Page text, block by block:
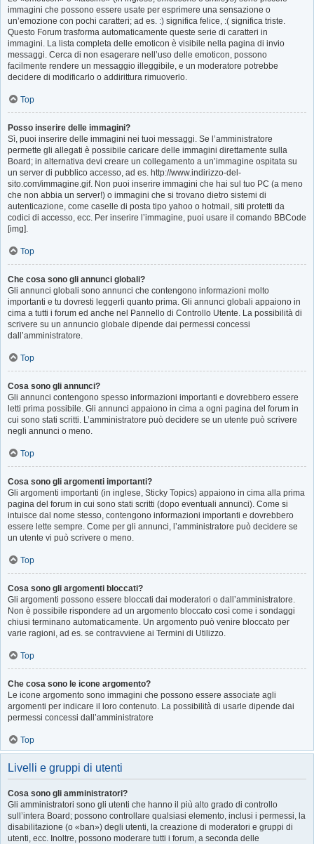
immagini che possono essere usate per esprimere una sensazione o
un’emozione con pochi caratteri; ad es. :) significa felice, :( significa triste.
Questo Forum trasforma automaticamente queste serie di caratteri in
immagini. La lista completa delle emoticon è visibile nella pagina di invio
messaggi. Cerca di non esagerare nell’uso delle emoticon, possono
facilmente rendere un messaggio illeggibile, e un moderatore potrebbe
decidere di modificarlo o addirittura rimuoverlo.
Top
Posso inserire delle immagini?
Sì, puoi inserire delle immagini nei tuoi messaggi. Se l’amministratore
permette gli allegati è possibile caricare delle immagini direttamente sulla
Board; in alternativa devi creare un collegamento a un’immagine ospitata su
un server di pubblico accesso, ad es. http://www.indirizzo-del-
sito.com/immagine.gif. Non puoi inserire immagini che hai sul tuo PC (a meno
che non abbia un server!) o immagini che si trovano dietro sistemi di
autenticazione, come caselle di posta tipo yahoo o hotmail, siti protetti da
codici di accesso, ecc. Per inserire l’immagine, puoi usare il comando BBCode
[img].
Top
Che cosa sono gli annunci globali?
Gli annunci globali sono annunci che contengono informazioni molto
importanti e tu dovresti leggerli quanto prima. Gli annunci globali appaiono in
cima a tutti i forum ed anche nel Pannello di Controllo Utente. La possibilità di
scrivere su un annuncio globale dipende dai permessi concessi
dall’amministratore.
Top
Cosa sono gli annunci?
Gli annunci contengono spesso informazioni importanti e dovrebbero essere
letti prima possibile. Gli annunci appaiono in cima a ogni pagina del forum in
cui sono stati scritti. L’amministratore può decidere se un utente può scrivere
negli annunci o meno.
Top
Cosa sono gli argomenti importanti?
Gli argomenti importanti (in inglese, Sticky Topics) appaiono in cima alla prima
pagina del forum in cui sono stati scritti (dopo eventuali annunci). Come si
intuisce dal nome stesso, contengono informazioni importanti e dovrebbero
essere lette sempre. Come per gli annunci, l’amministratore può decidere se
un utente vi può scrivere o meno.
Top
Cosa sono gli argomenti bloccati?
Gli argomenti possono essere bloccati dai moderatori o dall’amministratore.
Non è possibile rispondere ad un argomento bloccato così come i sondaggi
chiusi terminano automaticamente. Un argomento può venire bloccato per
varie ragioni, ad es. se contravviene ai Termini di Utilizzo.
Top
Che cosa sono le icone argomento?
Le icone argomento sono immagini che possono essere associate agli
argomenti per indicare il loro contenuto. La possibilità di usarle dipende dai
permessi concessi dall’amministratore
Top
Livelli e gruppi di utenti
Cosa sono gli amministratori?
Gli amministratori sono gli utenti che hanno il più alto grado di controllo
sull’intera Board; possono controllare qualsiasi elemento, inclusi i permessi, la
disabilitazione (o «ban») degli utenti, la creazione di moderatori e gruppi di
utenti, ecc. Inoltre, possono moderare tutti i forum, a seconda delle